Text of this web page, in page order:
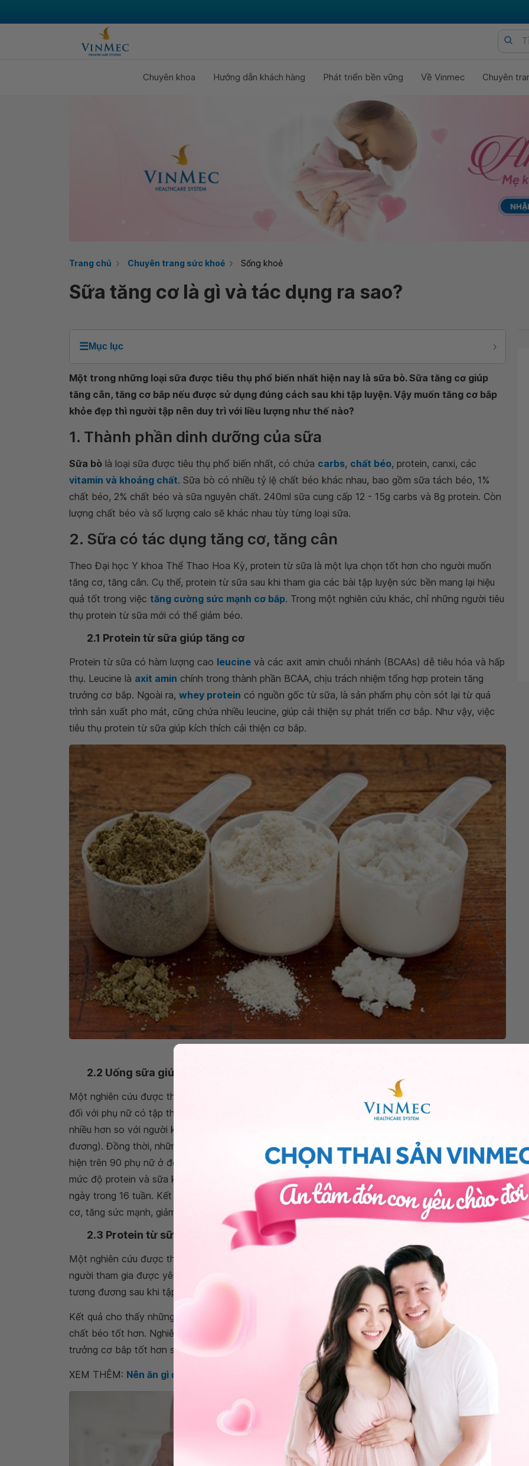
Chuyên khoa Hướng dẫn khách hàng Phát triển bền vững Về Vinmec Chuyên
Trang chủ Chuyên trang sức khoẻ Sống khoẻ
Sữa tăng cơ là gì và tác dụng ra sao?
☰Mục lục
Một trong những loại sữa được tiêu thụ phổ biến nhất hiện nay là sữa bò. Sữa tăng cơ giúp
tăng cân, tăng cơ bắp nếu được sử dụng đúng cách sau khi tập luyện. Vậy muốn tăng cơ bắp
khỏe đẹp thì người tập nên duy trì với liều lượng như thế nào?
1. Thành phần dinh dưỡng của sữa
Sữa bò là loại sữa được tiêu thụ phổ biến nhất, có chứa carbs, chất béo, protein, canxi, các
vitamin và khoáng chất. Sữa bò có nhiều tỷ lệ chất béo khác nhau, bao gồm sữa tách béo, 1%
chất béo, 2% chất béo và sữa nguyên chất. 240ml sữa cung cấp 12 - 15g carbs và 8g protein. Còn
lượng chất béo và số lượng calo sẽ khác nhau tùy từng loại sữa.
2. Sữa có tác dụng tăng cơ, tăng cân
Theo Đại học Y khoa Thể Thao Hoa Kỳ, protein từ sữa là một lựa chọn tốt hơn cho người muốn
tăng cơ, tăng cân. Cụ thể, protein từ sữa sau khi tham gia các bài tập luyện sức bền mang lại hiệu
quả tốt trong việc tăng cường sức mạnh cơ bắp. Trong một nghiên cứu khác, chỉ những người tiêu
thụ protein từ sữa mới có thể giảm béo.
2.1 Protein từ sữa giúp tăng cơ
Protein từ sữa có hàm lượng cao leucine và các axit amin chuỗi nhánh (BCAAs) dễ tiêu hóa và hấp
thụ. Leucine là axit amin chính trong thành phần BCAA, chịu trách nhiệm tổng hợp protein tăng
trưởng cơ bắp. Ngoài ra, whey protein có nguồn gốc từ sữa, là sản phẩm phụ còn sót lại từ quá
trình sản xuất pho mát, cũng chứa nhiều leucine, giúp cải thiện sự phát triển cơ bắp. Như vậy, việc
tiêu thụ protein từ sữa giúp kích thích cải thiện cơ bắp.
2.2 Uống sữa giúp giảm béo
Một nghiên cứu được thực hiện kéo dài 12 tuần để xem xét tác động của việc uống sữa không béo
đối với phụ nữ có tập thể thao. Kết quả nghiên cứu cho thấy phụ nữ uống sữa có mức tăng cơ
nhiều hơn so với người không uống sữa (chỉ dùng carbohydrate có hàm lượng dinh dưỡng tương
đương). Đồng thời, những phụ nữ uống sữa cũng giảm béo tốt hơn.Một nghiên cứu khác được thực
hiện trên 90 phụ nữ ở độ tuổi
và thừa cân. Họ được chia thành 3 nhóm, tiêu thụ các
mức độ protein và sữa khác nhau. Đồng thời, những phụ nữ này được yêu cầutập aerobichằng
ngày trong 16 tuần. Kết quả cho thấy tiêu thụ protein và sữa cao cho hiệu quả tốt hơn về việc tăng
cơ, tăng sức mạnh, giảm tổng lượng mỡ và chất béo nội tạng.
2.3 Protein từ sữa bò tốt hơn so với sữa đậu nành
Một nghiên cứu được thực hiện trên 56 nam thanh niên khỏe mạnh, tập luyện 5 ngày/tuần. Những
người tham gia được yêu cầu uống sữa không béo,
sữa đậu nànhkhông béo hoặc carbohydrate
tương đương sau khi tập luyện.
Kết quả cho thấy những người uống
nhiều hơn, mật độ xương lớn hơn và giảm
chất béo tốt hơn. Nghiên cứu cũng cho thấy uống sữa sau khi tập luyện thúc đẩy quá trình tăng
trưởng cơ bắp tốt hơn so với sữa đậu nành hoặc các chất dinh dưỡng tương đương.
XEM THÊM: Nên ăn gì để tăng cơ bắp?